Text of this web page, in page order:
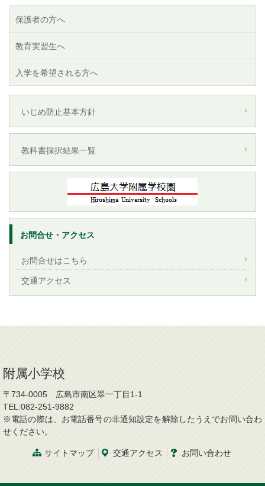
保護者の方へ
教育実習生へ
入学を希望される方へ
いじめ防止基本方針
教科書採択結果一覧
お問合せ・アクセス
お問合せはこちら
交通アクセス
附属小学校
〒734-0005 広島市南区翠一丁目1-1
TEL:082-251-9882
※電話の際は、お電話番号の非通知設定を解除したうえでお問い合わ
せください。
サイトマップ 交通アクセス お問い合わせ